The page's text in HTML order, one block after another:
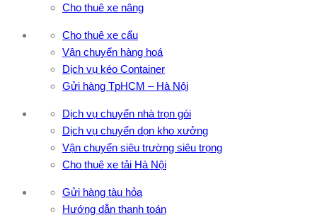
Cho thuê xe nâng
Cho thuê xe cẩu
Vận chuyển hàng hoá
Dịch vụ kéo Container
Gửi hàng TpHCM – Hà Nội
Dịch vụ chuyển nhà trọn gói
Dịch vụ chuyển dọn kho xưởng
Vận chuyển siêu trường siêu trọng
Cho thuê xe tải Hà Nội
Gửi hàng tàu hỏa
Hướng dẫn thanh toán